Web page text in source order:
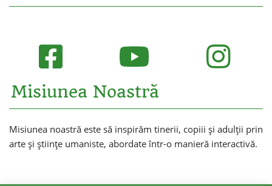
Misiunea Noastră
Misiunea noastră este să inspirăm tinerii, copiii și adulții prin
arte și științe umaniste, abordate într-o manieră interactivă.